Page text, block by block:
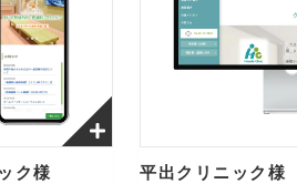
ク様 平出クリニック様